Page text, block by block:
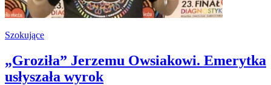
Szokujące
„Groziła” Jerzemu Owsiakowi. Emerytka
usłyszała wyrok